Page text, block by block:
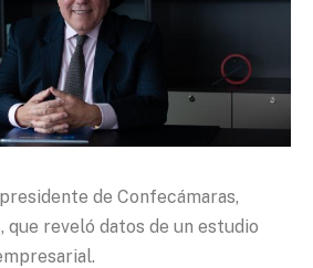
de Confecámaras,
que reveló datos de un estudio